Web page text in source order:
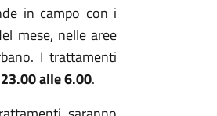
in campo con i
mese, nelle aree
I trattamenti
alle 6.00.